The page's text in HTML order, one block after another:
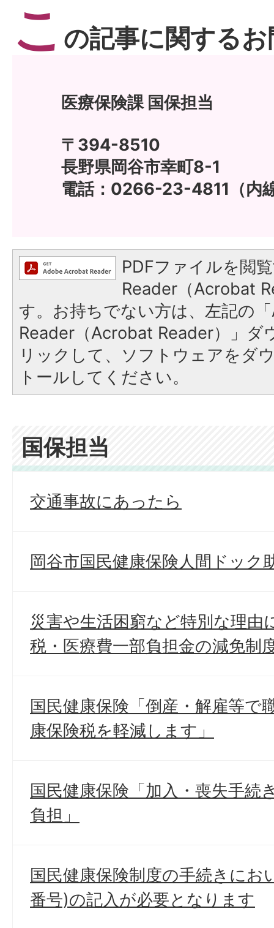
こ の記事に関する
医療保険課 国保担当
〒394-8510
長野県岡谷市幸町8-1
電話：0266-23-4811（内
PDFファイルを閲
Reader（Acrobat
す。お持ちでない方は、左記の
Reader（Acrobat Reader）」ダ
リックして、ソフトウェアをダ
トールしてください。
国保担当
交通事故にあったら
岡谷市国民健康保険人間ドック
災害や生活困窮など特別な理由
税・医療費一部負担金の減免制
国民健康保険「倒産・解雇等で
康保険税を軽減します」
国民健康保険「加入・喪失手続
負担」
国民健康保険制度の手続きにお
番号)の記入が必要となります